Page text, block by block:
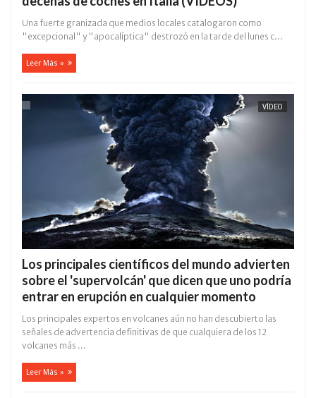
Una fuerte granizada que medios locales catalogaron como
"excepcional" y "apocalíptica" destrozó en la tarde del lunes c...
Leer Más »
VÍDEO
Los principales científicos del mundo advierten
sobre el 'supervolcán' que dicen que uno podría
entrar en erupción en cualquier momento
Los principales expertos en volcanes aún no han descubierto las
señales de advertencia definitivas de que cualquiera de los 12
volcanes más ...
Leer Más »